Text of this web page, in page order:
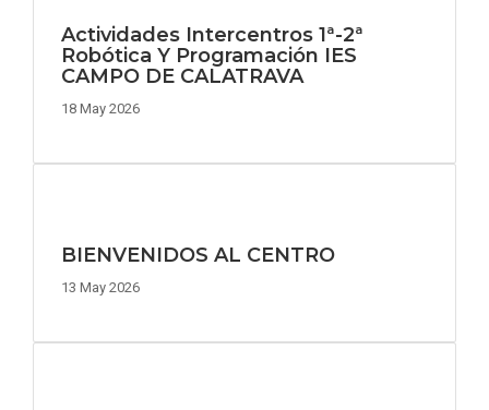
Actividades Intercentros 1ª-2ª
Robótica Y Programación IES
CAMPO DE CALATRAVA
18 May 2026
BIENVENIDOS AL CENTRO
13 May 2026